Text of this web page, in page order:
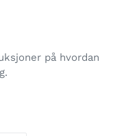
på hvordan